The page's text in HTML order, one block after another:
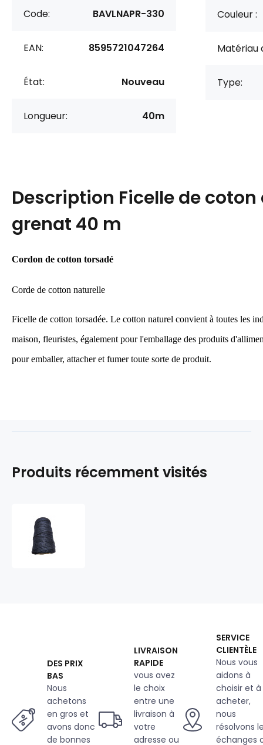
Code: BAVLNAPR-330
EAN: 8595721047264
État: Nouveau
Longueur: 40m
Couleur :
Matériau
Type:
Description Ficelle de
grenat 40 m
Cordon de cotton torsadé
Corde de cotton naturelle
Ficelle de cotton torsadée. Le cotton naturel convient à toutes les
maison, fleuristes, également pour l'emballage des produits
pour emballer, attacher et fumer toute sorte de produit.
Produits récemment visités
DES PRIX
BAS
Nous
achetons
en gros et
avons donc
de bonnes
LIVRAISON
RAPIDE
vous avez
le choix
entre une
livraison à
votre
adresse ou
SERVICE
CLIENTÈLE
Nous vous
aidons à
choisir et à
acheter,
nous
résolvons
échanges